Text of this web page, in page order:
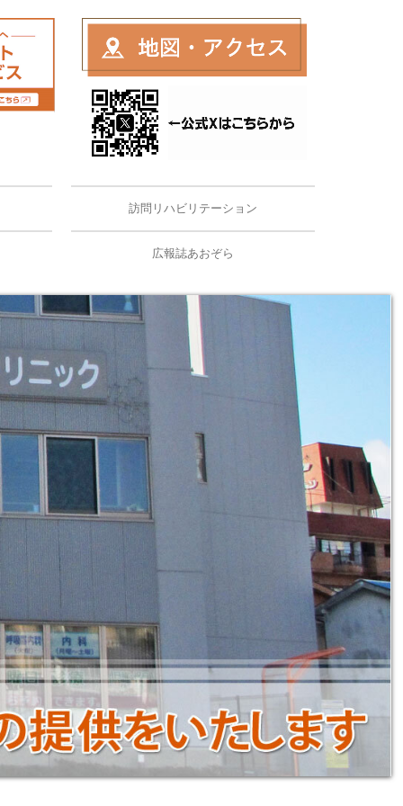
訪問リハビリテーション
広報誌あおぞら